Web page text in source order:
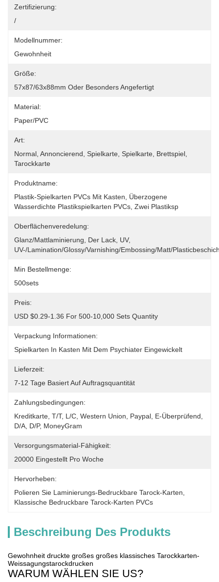
Zertifizierung:
/
Modellnummer:
Gewohnheit
Größe:
57x87/63x88mm Oder Besonders Angefertigt
Material:
Paper/PVC
Art:
Normal, Annoncierend, Spielkarte, Spielkarte, Brettspiel,
Tarockkarte
Produktname:
Plastik-Spielkarten PVCs Mit Kasten, Überzogene
Wasserdichte Plastikspielkarten PVCs, Zwei Plastiksp
Oberflächenveredelung:
Glanz/Mattlaminierung, Der Lack, UV,
UV-/Lamination/Glossy/Varnishing/Embossing/Matt/
Min Bestellmenge:
500sets
Preis:
USD $0.29-1.36 For 500-10,000 Sets Quantity
Verpackung Informationen:
Spielkarten In Kasten Mit Dem Psychiater Eingewickelt
Lieferzeit:
7-12 Tage Basiert Auf Auftragsquantität
Zahlungsbedingungen:
Kreditkarte, T/T, L/C, Western Union, Paypal, E-Überprüfend,
D/A, D/P, MoneyGram
Versorgungsmaterial-Fähigkeit:
20000 Eingestellt Pro Woche
Hervorheben:
Polieren Sie Laminierungs-Bedruckbare Tarock-Karten
Klassische Bedruckbare Tarock-Karten PVCs
Beschreibung Des Produkts
Gewohnheit druckte großes großes klassisches Tarockkarten-
Weissagungstarockdrucken
WARUM WÄHLEN SIE US?